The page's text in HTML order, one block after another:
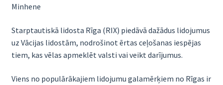
Minhene
Starptautiskā lidosta Rīga (RIX) piedāvā dažādus lidojumus
uz Vācijas lidostām, nodrošinot ērtas ceļošanas iespējas
tiem, kas vēlas apmeklēt valsti vai veikt darījumus.
Viens no populārākajiem lidojumu galamērķiem no Rīgas ir